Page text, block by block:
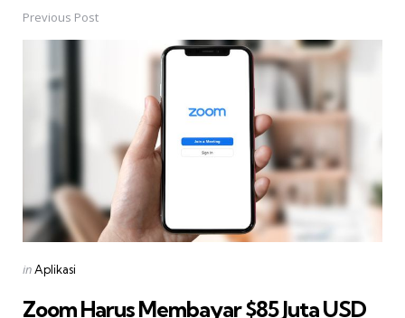
PostPrevious Post
Posted
inAplikasi
Zoom Harus Membayar $85 Juta USD